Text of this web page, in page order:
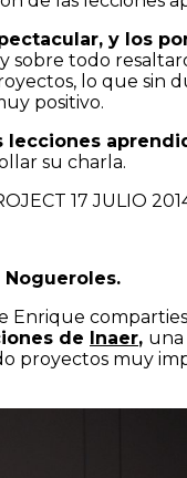
y los
sobre todo
lo que sin
positivo.
lecciones
su charla.
Nogueroles.
de Inaer, una
proyectos muy